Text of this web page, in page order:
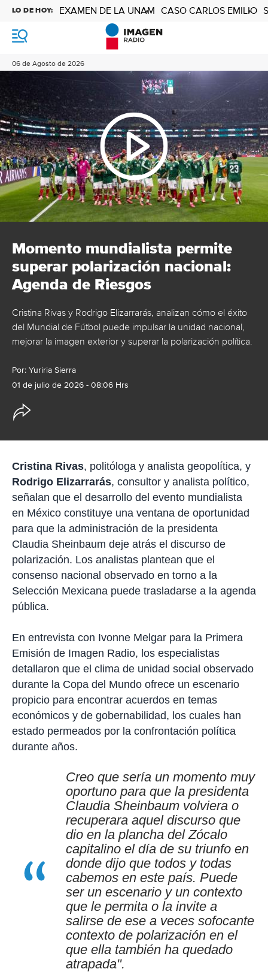
M
n
ú
06 de Agosto de 2026
LO DE HOY: EXAMEN DE LA UNAM CASO CARLOS EMILIO
Momento mundialista permite
superar polarización nacional:
Agenda de Riesgos
Cristina Rivas y Rodrigo Elizarrarás, analizan cómo el éxito
del Mundial de Fútbol puede impulsar la unidad nacional,
mejorar la imagen exterior y superar la polarización política.
Por: Yuriria Sierra
01 de julio de 2026 - 08:06 Hrs
e
d
e
c
o
p
a
r
t
r
Cristina Rivas, politóloga y analista geopolítica, y
Rodrigo Elizarrarás, consultor y analista político,
señalan que el desarrollo del evento mundialista
en México constituye una ventana de oportunidad
para que la administración de la presidenta
Claudia Sheinbaum deje atrás el discurso de
polarización. Los analistas plantean que el
consenso nacional observado en torno a la
Selección Mexicana puede trasladarse a la agenda
pública.
En entrevista con Ivonne Melgar para la Primera
Emisión de Imagen Radio, los especialistas
detallaron que el clima de unidad social observado
durante la Copa del Mundo ofrece un escenario
propicio para encontrar acuerdos en temas
económicos y de gobernabilidad, los cuales han
estado permeados por la confrontación política
durante años.
Creo que sería un momento muy
oportuno para que la presidenta
Claudia Sheinbaum volviera o
recuperara aquel discurso que
dio en la plancha del Zócalo
capitalino el día de su triunfo en
donde dijo que todos y todas
cabemos en este país. Puede
ser un escenario y un contexto
que le permita o la invite a
salirse de ese a veces sofocante
contexto de polarización en el
que ella también ha quedado
atrapada".